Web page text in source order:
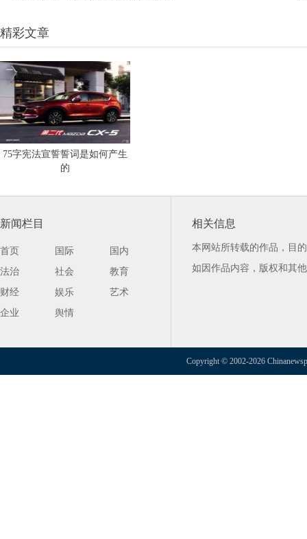
精彩文章
75字宪法宣誓誓词是如何产生
的
新闻栏目
首页 国际
国内
法治
社会
教育
财经
娱乐
艺术
企业
舆情
相关信息
本网站所转载的作品，目
如因作品内容，版权和其
Copyright © 2002-2026